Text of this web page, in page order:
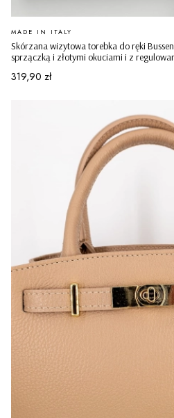
Skórzana wizytowa torebka do ręki
sprzączką i złotymi okuciami i z
PRODUCENT
MADE IN ITALY
Cena
319,90 zł